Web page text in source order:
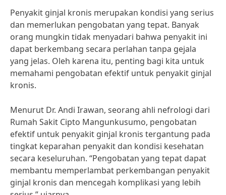
Penyakit ginjal kronis merupakan kondisi yang serius
dan memerlukan pengobatan yang tepat. Banyak
orang mungkin tidak menyadari bahwa penyakit ini
dapat berkembang secara perlahan tanpa gejala
yang jelas. Oleh karena itu, penting bagi kita untuk
memahami pengobatan efektif untuk penyakit ginjal
kronis.
Menurut Dr. Andi Irawan, seorang ahli nefrologi dari
Rumah Sakit Cipto Mangunkusumo, pengobatan
efektif untuk penyakit ginjal kronis tergantung pada
tingkat keparahan penyakit dan kondisi kesehatan
secara keseluruhan. “Pengobatan yang tepat dapat
membantu memperlambat perkembangan penyakit
ginjal kronis dan mencegah komplikasi yang lebih